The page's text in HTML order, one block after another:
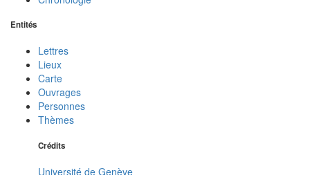
Entités
Lettres
Lieux
Carte
Ouvrages
Personnes
Thèmes
Crédits
Université de Genève